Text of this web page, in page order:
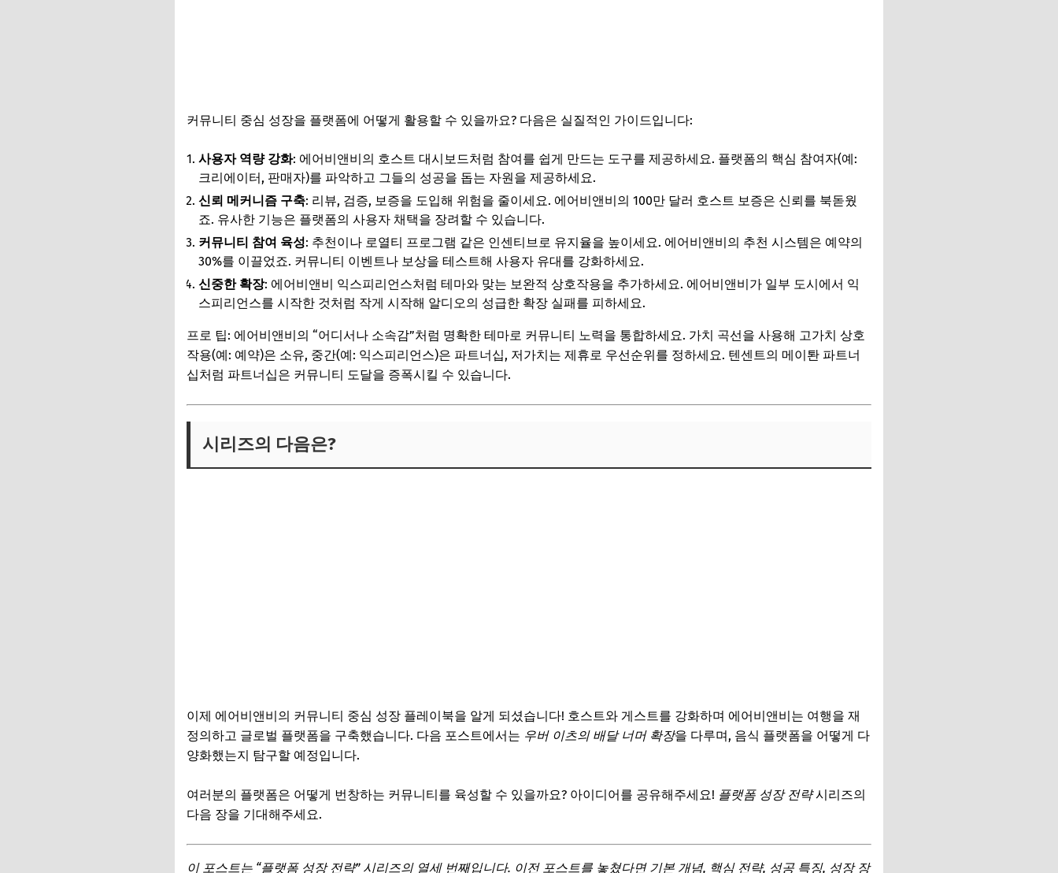
커뮤니티 중심 성장을 플랫폼에 어떻게 활용할 수 있을까요? 다음은 실질적인 가이드입니다:
사용자 역량 강화: 에어비앤비의 호스트 대시보드처럼 참여를 쉽게 만드는 도구를 제공하세요. 플랫폼의 핵심 참여자(예:
크리에이터, 판매자)를 파악하고 그들의 성공을 돕는 자원을 제공하세요.
신뢰 메커니즘 구축: 리뷰, 검증, 보증을 도입해 위험을 줄이세요. 에어비앤비의 100만 달러 호스트 보증은 신뢰를 북돋웠
죠. 유사한 기능은 플랫폼의 사용자 채택을 장려할 수 있습니다.
커뮤니티 참여 육성: 추천이나 로열티 프로그램 같은 인센티브로 유지율을 높이세요. 에어비앤비의 추천 시스템은 예약의
30%를 이끌었죠. 커뮤니티 이벤트나 보상을 테스트해 사용자 유대를 강화하세요.
신중한 확장: 에어비앤비 익스피리언스처럼 테마와 맞는 보완적 상호작용을 추가하세요. 에어비앤비가 일부 도시에서 익
스피리언스를 시작한 것처럼 작게 시작해 알디오의 성급한 확장 실패를 피하세요.
프로 팁: 에어비앤비의 “어디서나 소속감”처럼 명확한 테마로 커뮤니티 노력을 통합하세요. 가치 곡선을 사용해 고가치 상호
작용(예: 예약)은 소유, 중간(예: 익스피리언스)은 파트너십, 저가치는 제휴로 우선순위를 정하세요. 텐센트의 메이퇀 파트너
십처럼 파트너십은 커뮤니티 도달을 증폭시킬 수 있습니다.
시리즈의 다음은?
이제 에어비앤비의 커뮤니티 중심 성장 플레이북을 알게 되셨습니다! 호스트와 게스트를 강화하며 에어비앤비는 여행을 재
정의하고 글로벌 플랫폼을 구축했습니다. 다음 포스트에서는 우버 이츠의 배달 너머 확장을 다루며, 음식 플랫폼을 어떻게 다
양화했는지 탐구할 예정입니다.
여러분의 플랫폼은 어떻게 번창하는 커뮤니티를 육성할 수 있을까요? 아이디어를 공유해주세요! 플랫폼 성장 전략시리즈의
다음 장을 기대해주세요.
이 포스트는 “플랫폼 성장 전략” 시리즈의 열세 번째입니다. 이전 포스트를 놓쳤다면 기본 개념, 핵심 전략, 성공 특징, 성장 장